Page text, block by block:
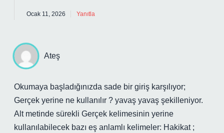
Ocak 11, 2026 Yanıtla
Ateş
Okumaya başladığınızda sade bir giriş karşılıyor;
Gerçek yerine ne kullanılır ? yavaş yavaş şekilleniyor.
Alt metinde sürekli Gerçek kelimesinin yerine
kullanılabilecek bazı eş anlamlı kelimeler: Hakikat ;